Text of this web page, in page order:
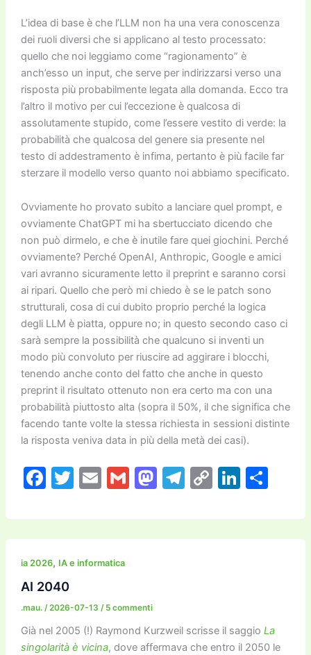
L’idea di base è che l’LLM non ha una vera conoscenza
dei ruoli diversi che si applicano al testo processato:
quello che noi leggiamo come “ragionamento” è
anch’esso un input, che serve per indirizzarsi verso una
risposta più probabilmente legata alla domanda. Ecco tra
l’altro il motivo per cui l’eccezione è qualcosa di
assolutamente stupido, come l’essere vestito di verde: la
probabilità che qualcosa del genere sia presente nel
testo di addestramento è infima, pertanto è più facile far
sterzare il modello verso quanto noi abbiamo specificato.
Ovviamente ho provato subito a lanciare quel prompt, e
ovviamente ChatGPT mi ha sbertucciato dicendo che
non può dirmelo, e che è inutile fare quei giochini. Perché
ovviamente? Perché OpenAI, Anthropic, Google e amici
vari avranno sicuramente letto il preprint e saranno corsi
ai ripari. Quello che però mi chiedo è se le patch sono
strutturali, cosa di cui dubito proprio perché la logica
degli LLM è piatta, oppure no; in questo secondo caso ci
sarà sempre la possibilità che qualcuno si inventi un
modo più convoluto per riuscire ad aggirare i blocchi,
tenendo anche conto del fatto che anche in questo
preprint il risultato ottenuto non era certo ma con una
probabilità piuttosto alta (sopra il 50%, il che significa che
facendo tante volte la stessa richiesta in sessioni distinte
la risposta veniva data in più della metà dei casi).
F
c
e
b
o
o
k
T
itt
er
E
ai
l
G
ai
l
M
st
o
T
e
gr
C
p
y
Li
k
e
C
n
di
ia 2026, IA e informatica
AI 2040
.mau. /2026-07-13 / 5 commenti
Già nel 2005 (!) Raymond Kurzweil scrisse il saggio La
singolarità è vicina, dove affermava che entro il 2050 le